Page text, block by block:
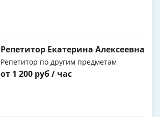
Репетитор Екатерина Алексеевна
Репетитор по другим предметам
от 1 200 руб / час